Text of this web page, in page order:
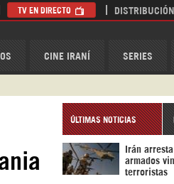
CINE IRANÍ SERIES
TV EN DIRECTO DISTRIBUCIÓN
ÚLTIMAS NOTICIAS
Irán
armados
terroristas